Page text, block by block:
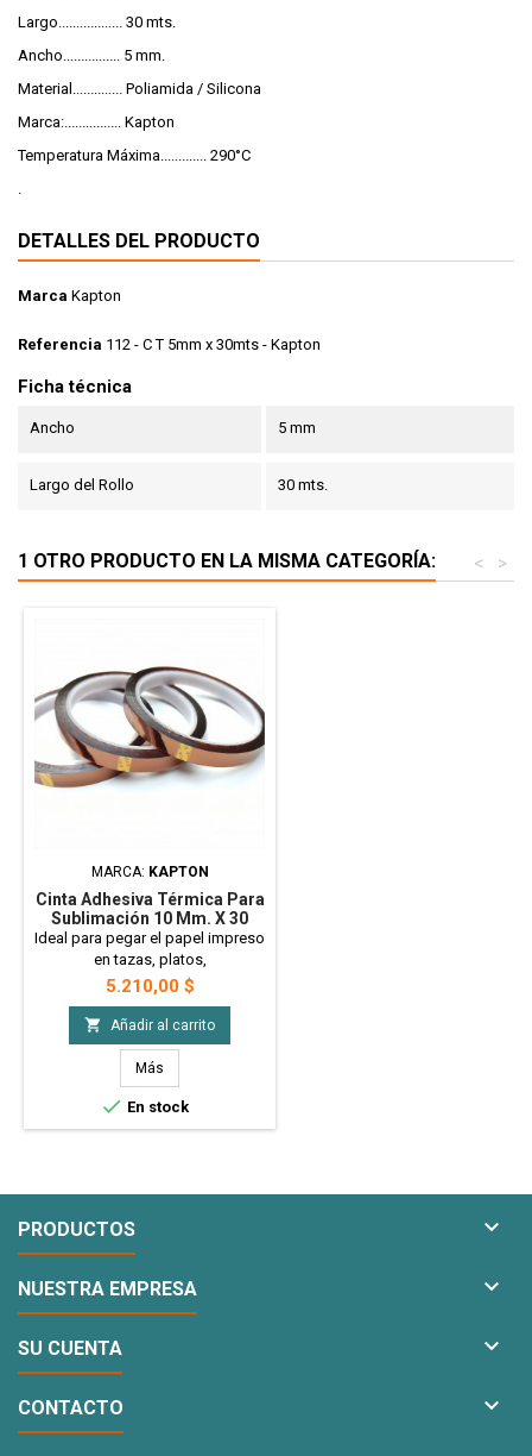
Largo.................. 30 mts.
Ancho................ 5 mm.
Material.............. Poliamida / Silicona
Marca:................ Kapton
Temperatura Máxima............. 290°C
.
DETALLES DEL PRODUCTO
Marca Kapton
Referencia 112 - C T 5mm x 30mts - Kapton
Ficha técnica
Ancho 5 mm
Largo del Rollo 30 mts.
1 OTRO PRODUCTO EN LA MISMA CATEGORÍA: >
<
MARCA: KAPTON
Cinta Adhesiva Térmica Para
Sublimación 10 Mm. X 30
Mts. - Kapton
Ideal para pegar el papel impreso
en tazas, platos,
ceramicos, papel transfer, vinilos
y papel de sublimación en
textiles o rígidos. Por su alta
resistencia a la temperatura, no
deja residuos de pegamento o
manchas. Reutilizable. No se
resquebraja ni estira o deteriora
al quitar. Altísima resistencia y
Precio
5.210,00 $
 Añadir al carrito
Más
 En stock
PRODUCTOS 
NUESTRA EMPRESA 
SU CUENTA 
CONTACTO 